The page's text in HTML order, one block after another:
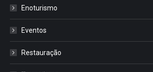
Enoturismo
Eventos
Restauração